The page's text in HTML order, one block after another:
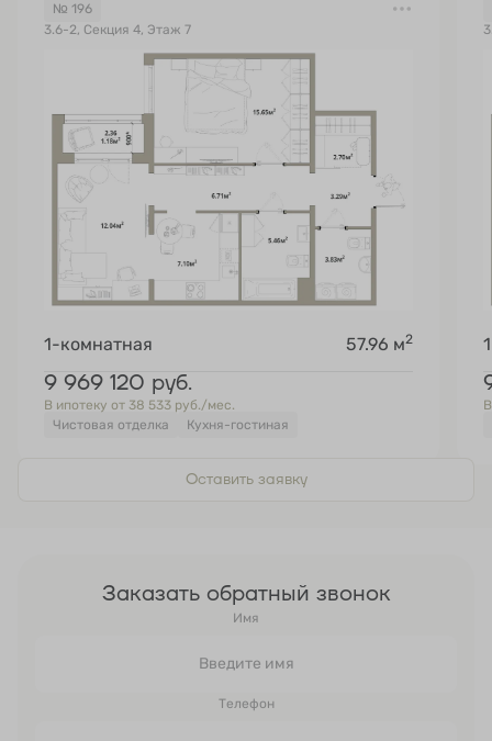
№ 196
3.6-2, Секция 4, Этаж 7
1-комнатная 57.96 м2
9 969 120 руб.
В ипотеку от 38 533 руб./мес.
Чистовая отделка
Кухня-гостиная
Оставить заявку
Заказать обратный звонок
Имя
Телефон